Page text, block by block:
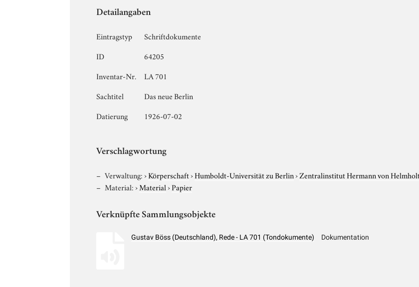
Detailangaben
Eintragstyp
Schriftdokumente
ID
64205
Inventar-Nr.
LA 701
Sachtitel
Das neue Berlin
Datierung
1926-07-02
Verschlagwortung
Verwaltung:›Körperschaft›Humboldt-Universität zu Berlin›Zentralinstitut Hermann von
Material:›Material›Papier
Verknüpfte Sammlungsobjekte
Gustav Böss (Deutschland), Rede - LA 701 (Tondokumente) Dokumentation